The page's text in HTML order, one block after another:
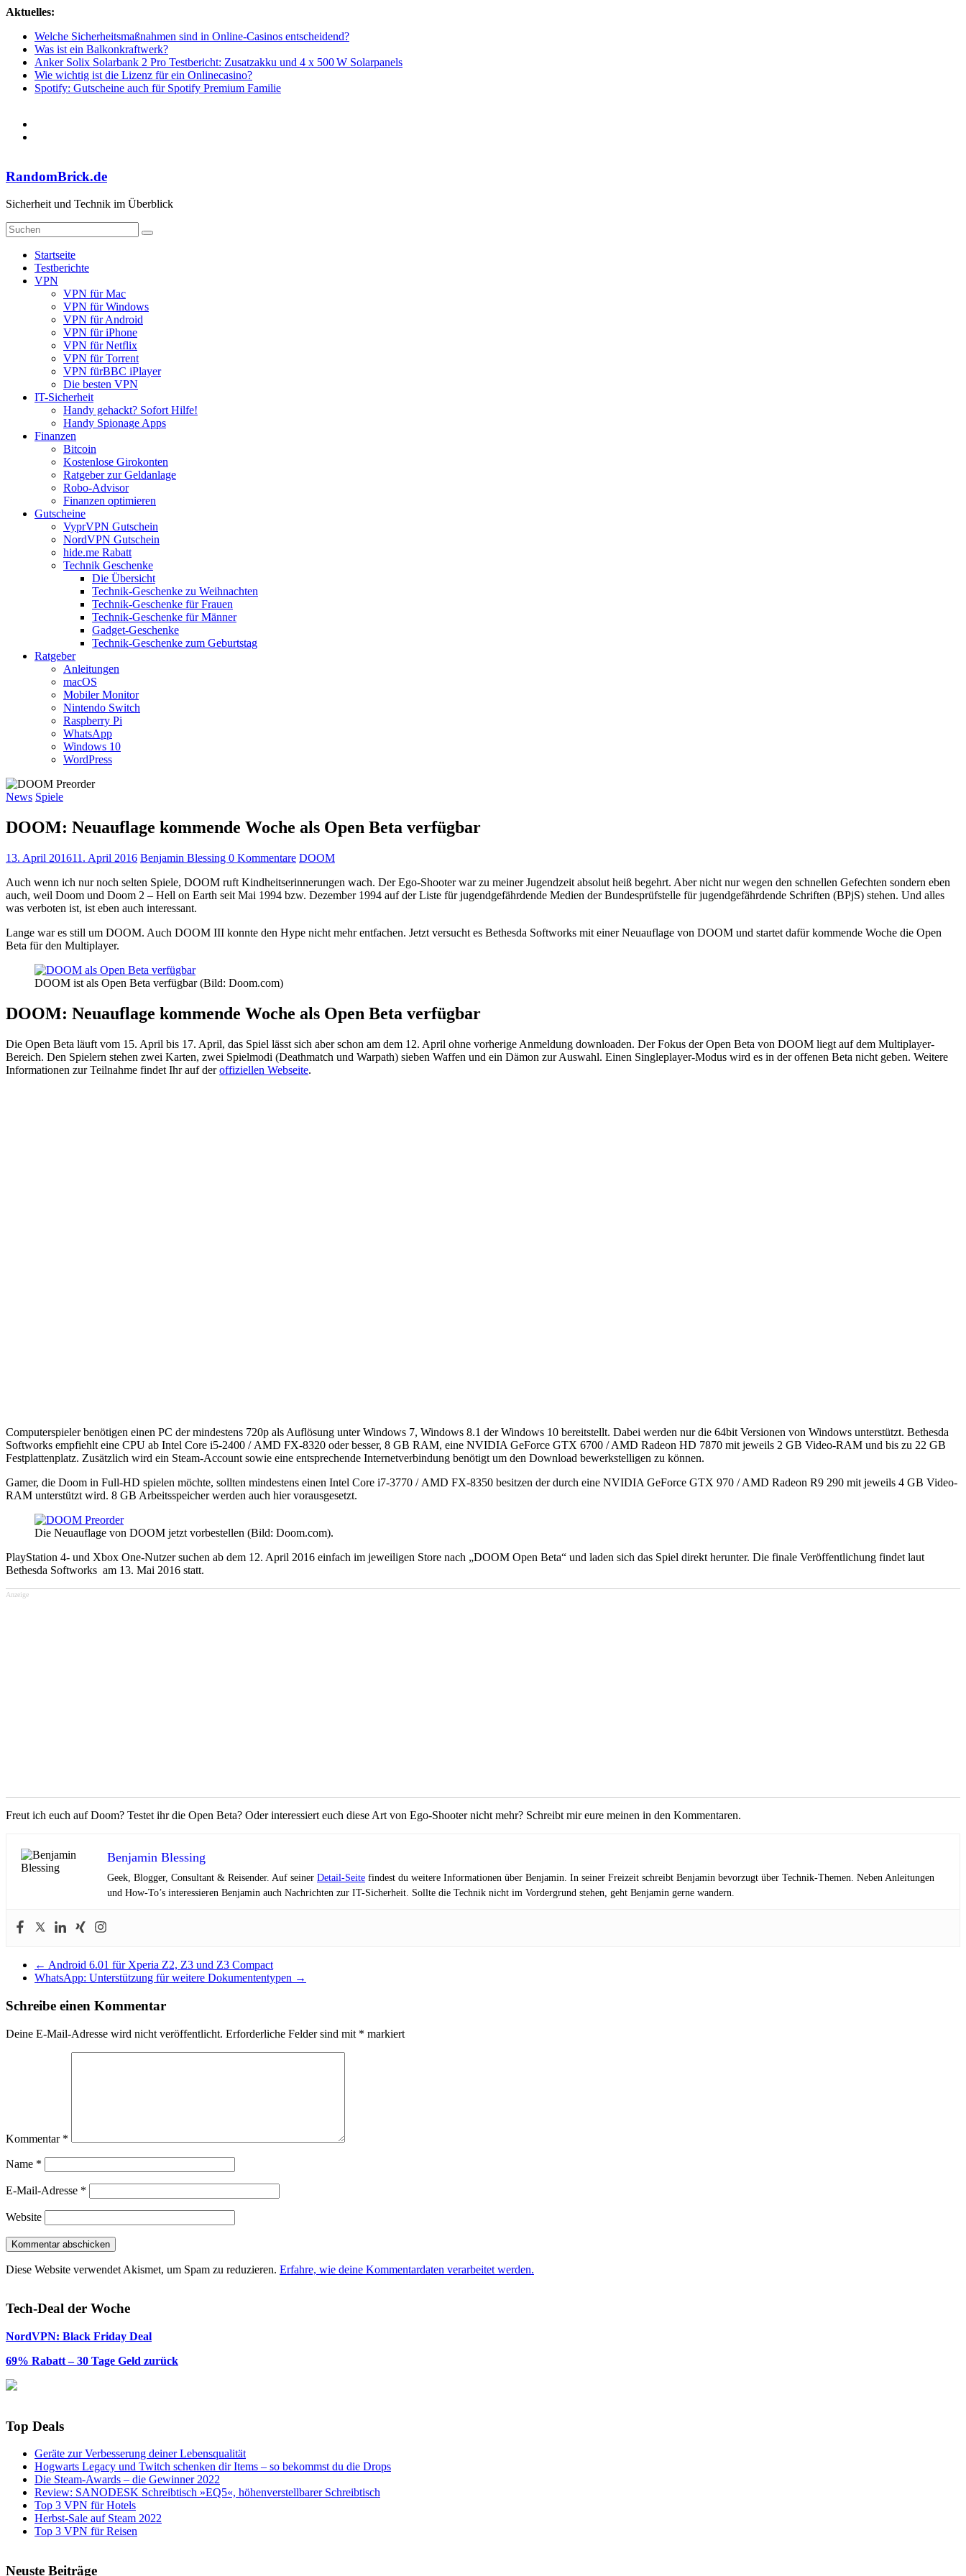
Zum
springen
Aktuelles:
Welche Sicherheitsmaßnahmen sind in Online-Casinos entscheidend?
Was ist ein Balkonkraftwerk?
Anker Solix Solarbank 2 Pro Testbericht: Zusatzakku und 4 x 500 W Solarpanels
Wie wichtig ist die Lizenz für ein Onlinecasino?
Spotify: Gutscheine auch für Spotify Premium Familie
RandomBrick.de
Sicherheit und Technik im Überblick
Startseite
Testberichte
VPN
VPN für Mac
VPN für Windows
VPN für Android
VPN für iPhone
VPN für Netflix
VPN für Torrent
VPN fürBBC iPlayer
Die besten VPN
IT-Sicherheit
Handy gehackt? Sofort Hilfe!
Handy Spionage Apps
Finanzen
Bitcoin
Kostenlose Girokonten
Ratgeber zur Geldanlage
Robo-Advisor
Finanzen optimieren
Gutscheine
VyprVPN Gutschein
NordVPN Gutschein
hide.me Rabatt
Technik Geschenke
Die Übersicht
Technik-Geschenke zu Weihnachten
Technik-Geschenke für Frauen
Technik-Geschenke für Männer
Gadget-Geschenke
Technik-Geschenke zum Geburtstag
Ratgeber
Anleitungen
macOS
Mobiler Monitor
Nintendo Switch
Raspberry Pi
WhatsApp
Windows 10
WordPress
News Spiele
DOOM: Neuauflage kommende Woche als Open Beta verfügbar
13. April 201611. April 2016 Benjamin Blessing 0 Kommentare DOOM
Auch wenn ich nur noch selten Spiele, DOOM ruft Kindheitserinnerungen wach. Der Ego-Shooter war zu meiner Jugendzeit absolut heiß begehrt. Aber nicht nur wegen den schnellen Gefechten sondern eben
auch, weil Doom und Doom 2 – Hell on Earth seit Mai 1994 bzw. Dezember 1994 auf der Liste für jugendgefährdende Medien der Bundesprüfstelle für jugendgefährdende Schriften (BPjS) stehen. Und alles
was verboten ist, ist eben auch interessant.
Lange war es still um DOOM. Auch DOOM III konnte den Hype nicht mehr entfachen. Jetzt versucht es Bethesda Softworks mit einer Neuauflage von DOOM und startet dafür kommende Woche die Open
Beta für den Multiplayer.
DOOM ist als Open Beta verfügbar (Bild: Doom.com)
DOOM: Neuauflage kommende Woche als Open Beta verfügbar
Die Open Beta läuft vom 15. April bis 17. April, das Spiel lässt sich aber schon am dem 12. April ohne vorherige Anmeldung downloaden. Der Fokus der Open Beta von DOOM liegt auf dem Multiplayer-
Bereich. Den Spielern stehen zwei Karten, zwei Spielmodi (Deathmatch und Warpath) sieben Waffen und ein Dämon zur Auswahl. Einen Singleplayer-Modus wird es in der offenen Beta nicht geben. Weitere
Informationen zur Teilnahme findet Ihr auf deroffiziellen Webseite.
Computerspieler benötigen einen PC der mindestens 720p als Auflösung unter Windows 7, Windows 8.1 der Windows 10 bereitstellt. Dabei werden nur die 64bit Versionen von Windows unterstützt. Bethesda
Softworks empfiehlt eine CPU ab Intel Core i5-2400 / AMD FX-8320 oder besser, 8 GB RAM, eine NVIDIA GeForce GTX 6700 / AMD Radeon HD 7870 mit jeweils 2 GB Video-RAM und bis zu 22 GB
Festplattenplatz. Zusätzlich wird ein Steam-Account sowie eine entsprechende Internetverbindung benötigt um den Download bewerkstelligen zu können.
Gamer, die Doom in Full-HD spielen möchte, sollten mindestens einen Intel Core i7-3770 / AMD FX-8350 besitzen der durch eine NVIDIA GeForce GTX 970 / AMD Radeon R9 290 mit jeweils 4 GB Video-
RAM unterstützt wird. 8 GB Arbeitsspeicher werden auch hier vorausgesetzt.
Die Neuauflage von DOOM jetzt vorbestellen (Bild: Doom.com).
PlayStation 4- und Xbox One-Nutzer suchen ab dem 12. April 2016 einfach im jeweiligen Store nach „DOOM Open Beta“ und laden sich das Spiel direkt herunter. Die finale Veröffentlichung findet laut
Bethesda Softworks am 13. Mai 2016 statt.
Anzeige
Freut ich euch auf Doom? Testet ihr die Open Beta? Oder interessiert euch diese Art von Ego-Shooter nicht mehr? Schreibt mir eure meinen in den Kommentaren.
Benjamin Blessing
Geek, Blogger, Consultant & Reisender. Auf seiner Detail-Seite findest du weitere Informationen über Benjamin. In seiner Freizeit schreibt Benjamin bevorzugt über Technik-Themen. Neben Anleitungen
und How-To’s interessieren Benjamin auch Nachrichten zur IT-Sicherheit. Sollte die Technik nicht im Vordergrund stehen, geht Benjamin gerne wandern.
← Android 6.01 für Xperia Z2, Z3 und Z3 Compact
WhatsApp: Unterstützung für weitere Dokumententypen →
Schreibe einen Kommentar
Deine E-Mail-Adresse wird nicht veröffentlicht. Erforderliche Felder sind mit * markiert
Kommentar *
Name *
E-Mail-Adresse *
Website
Diese Website verwendet Akismet, um Spam zu reduzieren. Erfahre, wie deine Kommentardaten verarbeitet werden.
Tech-Deal der Woche
NordVPN: Black Friday Deal
69% Rabatt – 30 Tage Geld zurück
Top Deals
Geräte zur Verbesserung deiner Lebensqualität
Hogwarts Legacy und Twitch schenken dir Items – so bekommst du die Drops
Die Steam-Awards – die Gewinner 2022
Review: SANODESK Schreibtisch »EQ5«, höhenverstellbarer Schreibtisch
Top 3 VPN für Hotels
Herbst-Sale auf Steam 2022
Top 3 VPN für Reisen
Neuste Beiträge